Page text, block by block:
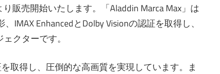
販売開始いたします。「Aladdin Marca Max」は
IMAX EnhancedとDolby Visionの認証を取得し、
クターです。
を取得し、圧倒的な高画質を実現しています。ま